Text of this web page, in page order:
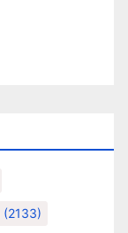
(2133)